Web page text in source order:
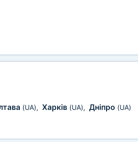
(UA), Харків (UA), Дніпро (UA)